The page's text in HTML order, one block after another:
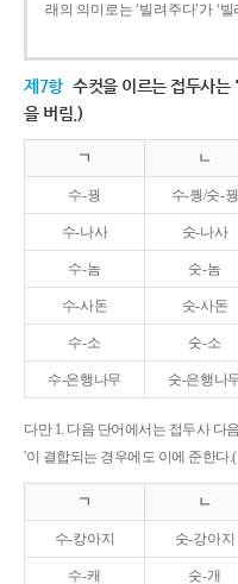
래의 의미로는 ‘빌려주다’가 ‘
제7항 수컷을 이르는 접두사는
을 버림.)
ㄱ ㄴ
수-꿩 수-퀑/숫-꿩
수-나사 숫-나사
수-놈 숫-놈
수-사돈 숫-사돈
수-소 숫-소
수-은행나무 숫-은행나
다만 1. 다음 단어에서는 접두사 다
'이 결합되는 경우에도 이에 준한다
ㄱ ㄴ
수-캉아지 숫-강아지
수-캐 숫-개